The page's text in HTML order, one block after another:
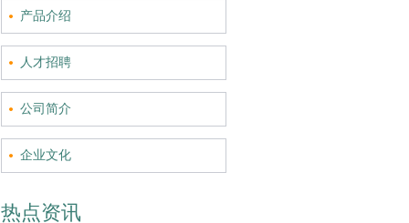
产品介绍
人才招聘
公司简介
企业文化
热点资讯